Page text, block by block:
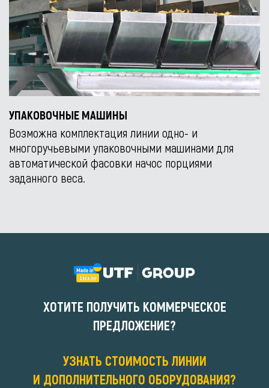
УПАКОВОЧНЫЕ МАШИНЫ
Возможна комплектация линии одно- и
многоручьевыми упаковочными машинами для
автоматической фасовки начос порциями
заданного веса.
ХОТИТЕ ПОЛУЧИТЬ КОММЕРЧЕСКОЕ
ПРЕДЛОЖЕНИЕ?
УЗНАТЬ СТОИМОСТЬ ЛИНИИ
И ДОПОЛНИТЕЛЬНОГО ОБОРУДОВАНИЯ?